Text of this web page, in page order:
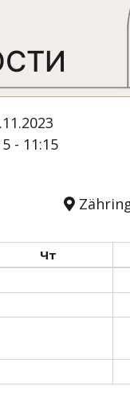
- 11:15
Чт